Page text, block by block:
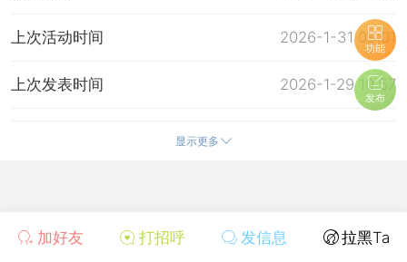
加好友 打招呼 发信息 拉黑Ta
2026-1-31 09:01
上次活动时间
2026-1-29 10:57
上次发表时间
显示更多
功能
发布